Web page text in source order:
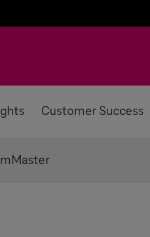
Customer Success